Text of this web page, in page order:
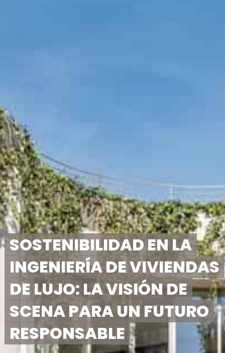
SOSTENIBILIDAD EN LA
INGENIERÍA DE VIVIENDAS
DE LUJO: LA VISIÓN DE
SCENA PARA UN FUTURO
RESPONSABLE